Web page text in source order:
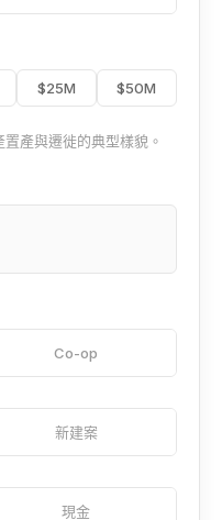
$25M $50M
產與遷徙的典型樣貌。
Co-op
新建案
現金